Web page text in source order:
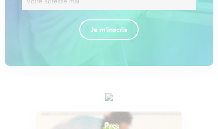
Je m'inscris